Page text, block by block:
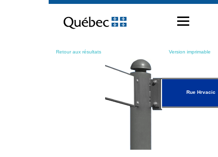
contenu
Retour aux résultats Version imprimable
Rue Hrvacic